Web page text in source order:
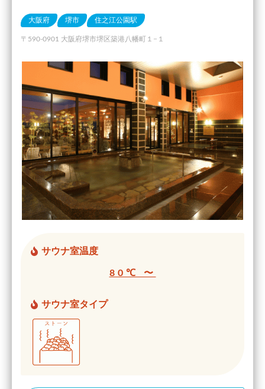
大阪府 堺市 住之江公園駅
〒590-0901 大阪府堺市堺区築港八幡町１−１
サウナ室温度
80℃ 〜
サウナ室タイプ